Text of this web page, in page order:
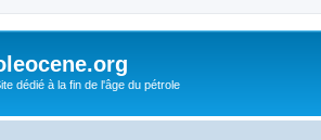
dédié à la fin de l'âge du pétrole